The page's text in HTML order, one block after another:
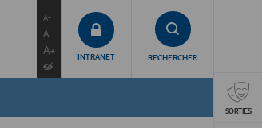
A-
A
A+ INTRANET RECHERCHER
SORTIES